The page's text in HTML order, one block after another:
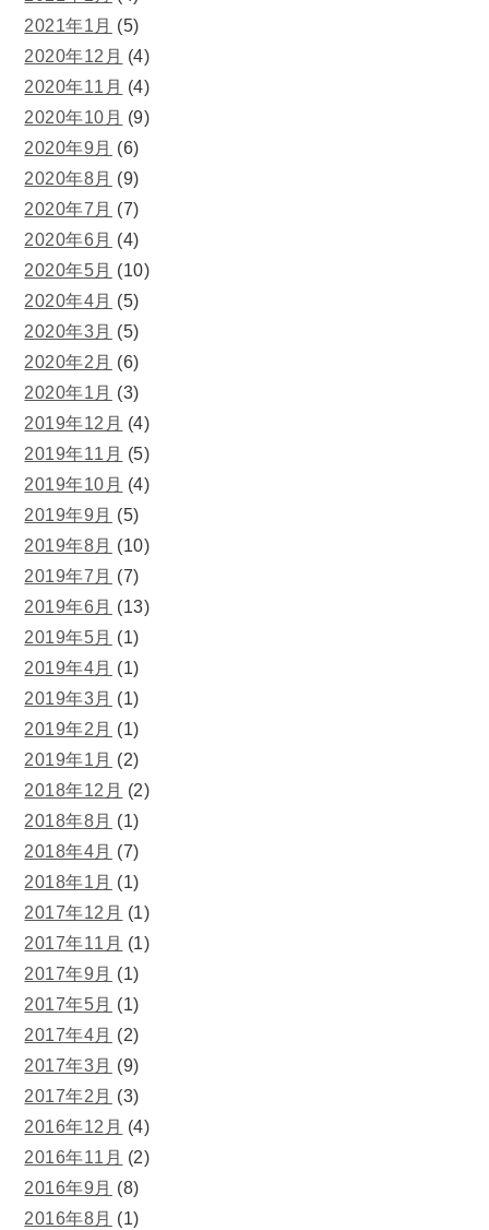
2021年1月 (5)
2020年12月 (4)
2020年11月 (4)
2020年10月 (9)
2020年9月 (6)
2020年8月 (9)
2020年7月 (7)
2020年6月 (4)
2020年5月 (10)
2020年4月 (5)
2020年3月 (5)
2020年2月 (6)
2020年1月 (3)
2019年12月 (4)
2019年11月 (5)
2019年10月 (4)
2019年9月 (5)
2019年8月 (10)
2019年7月 (7)
2019年6月 (13)
2019年5月 (1)
2019年4月 (1)
2019年3月 (1)
2019年2月 (1)
2019年1月 (2)
2018年12月 (2)
2018年8月 (1)
2018年4月 (7)
2018年1月 (1)
2017年12月 (1)
2017年11月 (1)
2017年9月 (1)
2017年5月 (1)
2017年4月 (2)
2017年3月 (9)
2017年2月 (3)
2016年12月 (4)
2016年11月 (2)
2016年9月 (8)
2016年8月 (1)